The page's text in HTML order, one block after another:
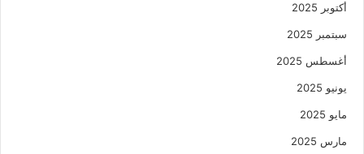
أكتوبر 2025
سبتمبر 2025
أغسطس 2025
يونيو 2025
مايو 2025
مارس 2025